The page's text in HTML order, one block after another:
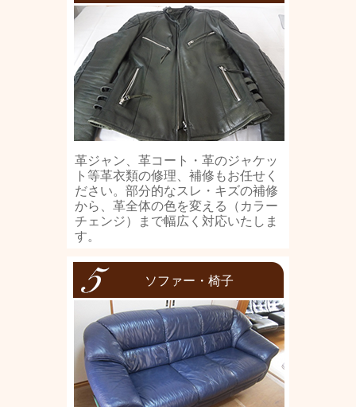
革ジャン、革コート・革のジャケッ
ト等革衣類の修理、補修もお任せく
ださい。部分的なスレ・キズの補修
から、革全体の色を変える（カラー
チェンジ）まで幅広く対応いたしま
す。
ソファー・椅子